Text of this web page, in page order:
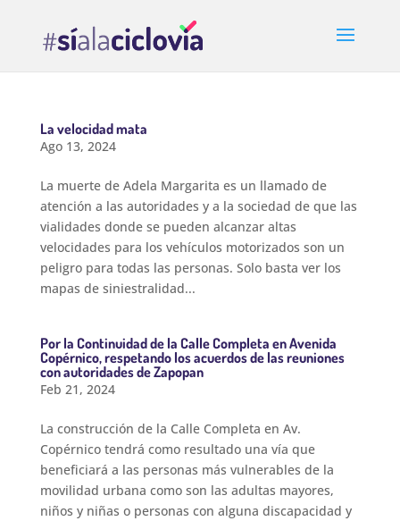
La velocidad mata
Ago 13, 2024
La muerte de Adela Margarita es un llamado de
atención a las autoridades y a la sociedad de que las
vialidades donde se pueden alcanzar altas
velocidades para los vehículos motorizados son un
peligro para todas las personas. Solo basta ver los
mapas de siniestralidad...
Por la Continuidad de la Calle Completa en Avenida
Copérnico, respetando los acuerdos de las reuniones
con autoridades de Zapopan
Feb 21, 2024
La construcción de la Calle Completa en Av.
Copérnico tendrá como resultado una vía que
beneficiará a las personas más vulnerables de la
movilidad urbana como son las adultas mayores,
niños y niñas o personas con alguna discapacidad y